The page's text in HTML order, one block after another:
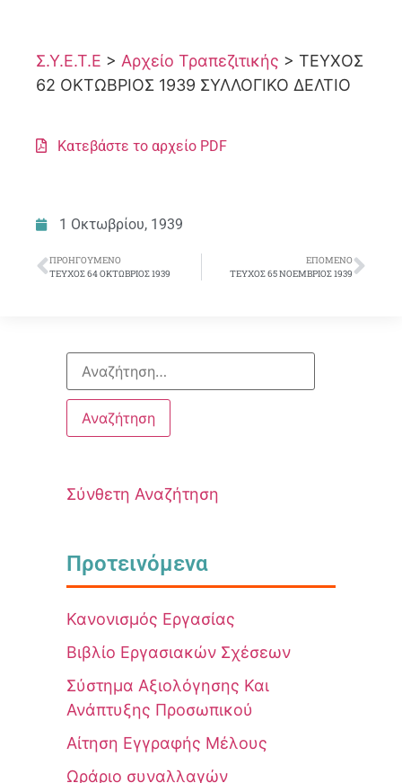
Σ.Υ.Ε.Τ.Ε > Αρχείο Τραπεζιτικής > ΤΕΥΧΟΣ
62 ΟΚΤΩΒΡΙΟΣ 1939 ΣΥΛΛΟΓΙΚΟ ΔΕΛΤΙΟ
Κατεβάστε το αρχείο PDF
1 Οκτωβρίου, 1939
ΠΡΟΗΓΟΎΜΕΝΟ
ΤΕΥΧΟΣ 64 ΟΚΤΩΒΡΙΟΣ 1939
ΕΠΌΜΕΝΟ
ΤΕΥΧΟΣ 65 ΝΟΕΜΒΡΙΟΣ 1939
Σύνθετη Αναζήτηση
Προτεινόμενα
Κανονισμός Εργασίας
Βιβλίο Εργασιακών Σχέσεων
Σύστημα Αξιολόγησης Και
Ανάπτυξης Προσωπικού
Αίτηση Εγγραφής Μέλους
Ωράριο συναλλαγών